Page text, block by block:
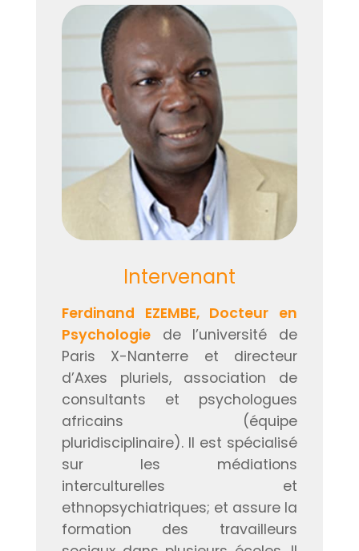
Intervenant
Ferdinand EZEMBE, Docteur en
Psychologiede l’université de
Paris X-Nanterre et directeur
d’Axes pluriels, association de
consultants et psychologues
africains (équipe
pluridisciplinaire). Il est spécialisé
sur les médiations
interculturelles et
ethnopsychiatriques; et assure la
formation des travailleurs